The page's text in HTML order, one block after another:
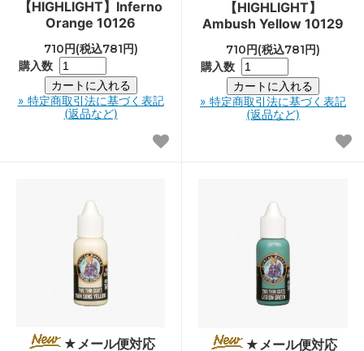
【HIGHLIGHT】Inferno
Orange 10126
710円(税込781円)
購入数
» 特定商取引法に基づく表記
(返品など)
【HIGHLIGHT】
Ambush Yellow 10129
710円(税込781円)
購入数
» 特定商取引法に基づく表記
(返品など)
★メール便対応 ★メール便対応